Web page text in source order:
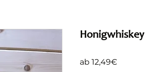
ab 12,49€